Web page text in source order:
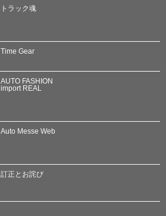
トラック魂
Time Gear
AUTO FASHION
import REAL
Auto Messe Web
訂正とお詫び